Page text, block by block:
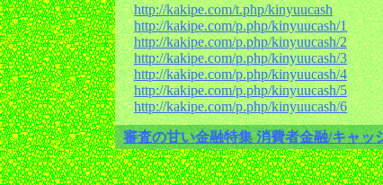
http://kakipe.com/t.php/kinyuucash
http://kakipe.com/p.php/kinyuucash/1
http://kakipe.com/p.php/kinyuucash/2
http://kakipe.com/p.php/kinyuucash/3
http://kakipe.com/p.php/kinyuucash/4
http://kakipe.com/p.php/kinyuucash/5
http://kakipe.com/p.php/kinyuucash/6
審査の甘い金融特集 消費者金融/キャッ